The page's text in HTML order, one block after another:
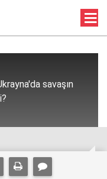
savaşın